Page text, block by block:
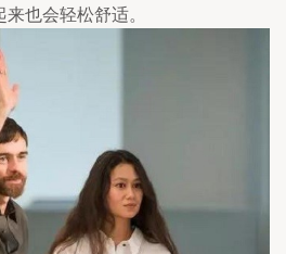
也会轻松舒适。